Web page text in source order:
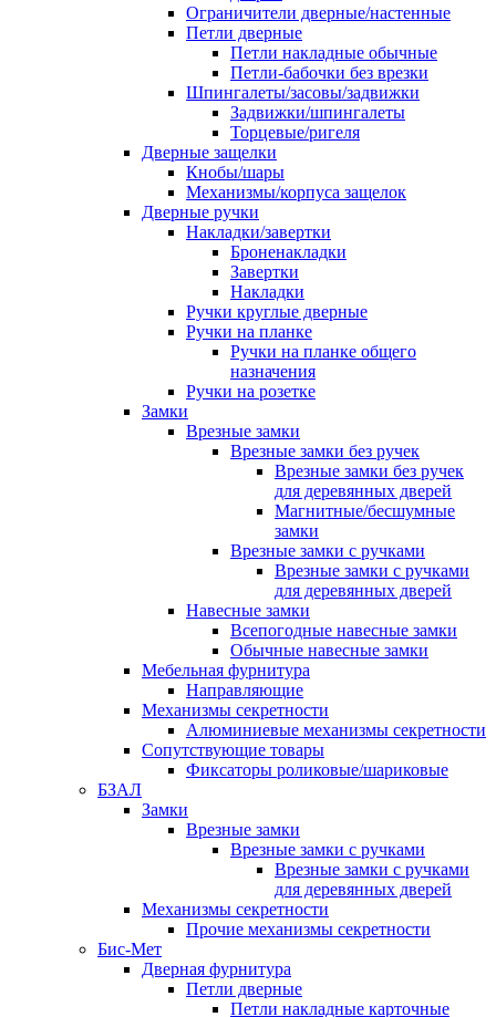
Ограничители дверные/настенные
Петли дверные
Петли накладные обычные
Петли-бабочки без врезки
Шпингалеты/засовы/задвижки
Задвижки/шпингалеты
Торцевые/ригеля
Дверные защелки
Кнобы/шары
Механизмы/корпуса защелок
Дверные ручки
Накладки/завертки
Броненакладки
Завертки
Накладки
Ручки круглые дверные
Ручки на планке
Ручки на планке общего
назначения
Ручки на розетке
Замки
Врезные замки
Врезные замки без ручек
Врезные замки без ручек
для деревянных дверей
Магнитные/бесшумные
замки
Врезные замки с ручками
Врезные замки с ручками
для деревянных дверей
Навесные замки
Всепогодные навесные замки
Обычные навесные замки
Мебельная фурнитура
Направляющие
Механизмы секретности
Алюминиевые механизмы секретности
Сопутствующие товары
Фиксаторы роликовые/шариковые
БЗАЛ
Замки
Врезные замки
Врезные замки с ручками
Врезные замки с ручками
для деревянных дверей
Механизмы секретности
Прочие механизмы секретности
Бис-Мет
Дверная фурнитура
Петли дверные
Петли накладные карточные